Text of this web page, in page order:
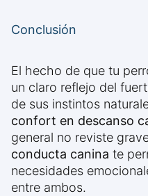
Conclusión
El hecho de que tu
un claro reflejo del
de sus instintos
confort en descanso
general no reviste
conducta canina te
necesidades
entre ambos.